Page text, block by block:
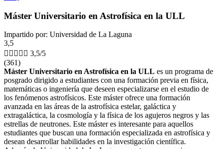
Máster Universitario en Astrofísica en la ULL
Impartido por: Universidad de La Laguna
3,5
     3,5/5
(361)
Máster Universitario en Astrofísica en la ULL es un programa de
posgrado dirigido a estudiantes con una formación previa en física,
matemáticas o ingeniería que deseen especializarse en el estudio de
los fenómenos astrofísicos. Este máster ofrece una formación
avanzada en las áreas de la astrofísica estelar, galáctica y
extragaláctica, la cosmología y la física de los agujeros negros y las
estrellas de neutrones. Este máster es interesante para aquellos
estudiantes que buscan una formación especializada en astrofísica y
desean desarrollar habilidades en la investigación científica.